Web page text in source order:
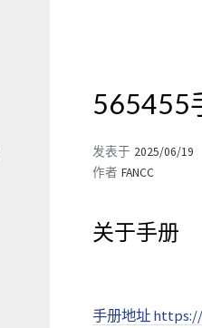
565455
发表于 2025/06/19
作者 FANCC
关于手册
手册地址